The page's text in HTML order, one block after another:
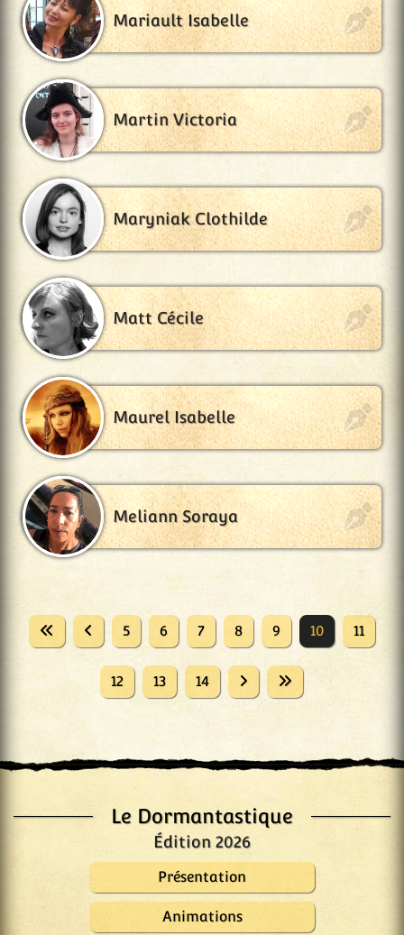
Le Dormantastique
Édition 2026
Présentation
Animations
Mariault Isabelle
Martin Victoria
Maryniak Clothilde
Matt Cécile
Maurel Isabelle
Meliann Soraya
5 6 7 8 9 10 11
12 13 14